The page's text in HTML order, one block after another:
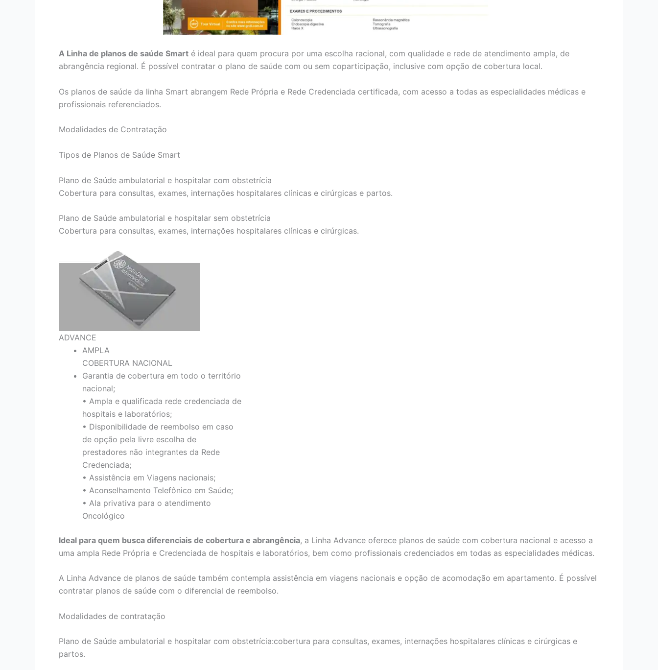
A Linha de planos de saúde Smart é ideal para quem procura por uma escolha racional, com qualidade e rede de atendimento ampla, de
abrangência regional. É possível contratar o plano de saúde com ou sem coparticipação, inclusive com opção de cobertura local.
Os planos de saúde da linha Smart abrangem Rede Própria e Rede Credenciada certificada, com acesso a todas as especialidades médicas e
profissionais referenciados.
Modalidades de Contratação
Tipos de Planos de Saúde Smart
Plano de Saúde ambulatorial e hospitalar com obstetrícia
Cobertura para consultas, exames, internações hospitalares clínicas e cirúrgicas e partos.
Plano de Saúde ambulatorial e hospitalar sem obstetrícia
Cobertura para consultas, exames, internações hospitalares clínicas e cirúrgicas.
ADVANCE
AMPLA
COBERTURA NACIONAL
Garantia de cobertura em todo o território
nacional;
• Ampla e qualificada rede credenciada de
hospitais e laboratórios;
• Disponibilidade de reembolso em caso
de opção pela livre escolha de
prestadores não integrantes da Rede
Credenciada;
• Assistência em Viagens nacionais;
• Aconselhamento Telefônico em Saúde;
• Ala privativa para o atendimento
Oncológico
Ideal para quem busca diferenciais de cobertura e abrangência, a Linha Advance oferece planos de saúde com cobertura nacional e acesso a
uma ampla Rede Própria e Credenciada de hospitais e laboratórios, bem como profissionais credenciados em todas as especialidades médicas.
A Linha Advance de planos de saúde também contempla assistência em viagens nacionais e opção de acomodação em apartamento. É possível
contratar planos de saúde com o diferencial de reembolso.
Modalidades de contratação
Plano de Saúde ambulatorial e hospitalar com obstetrícia:cobertura para consultas, exames, internações hospitalares clínicas e cirúrgicas e
partos.